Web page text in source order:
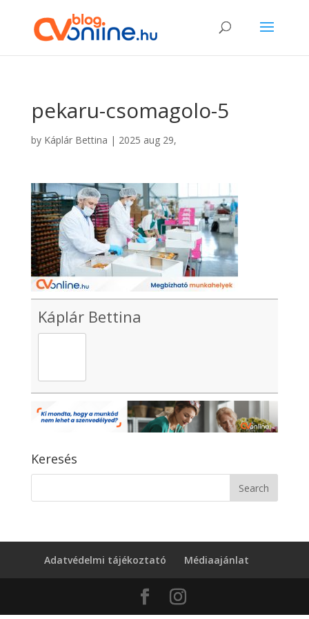
pekaru-csomagolo-5
by Káplár Bettina | 2025 aug 29,
Káplár Bettina
Keresés
Adatvédelmi tájékoztató Médiaajánlat